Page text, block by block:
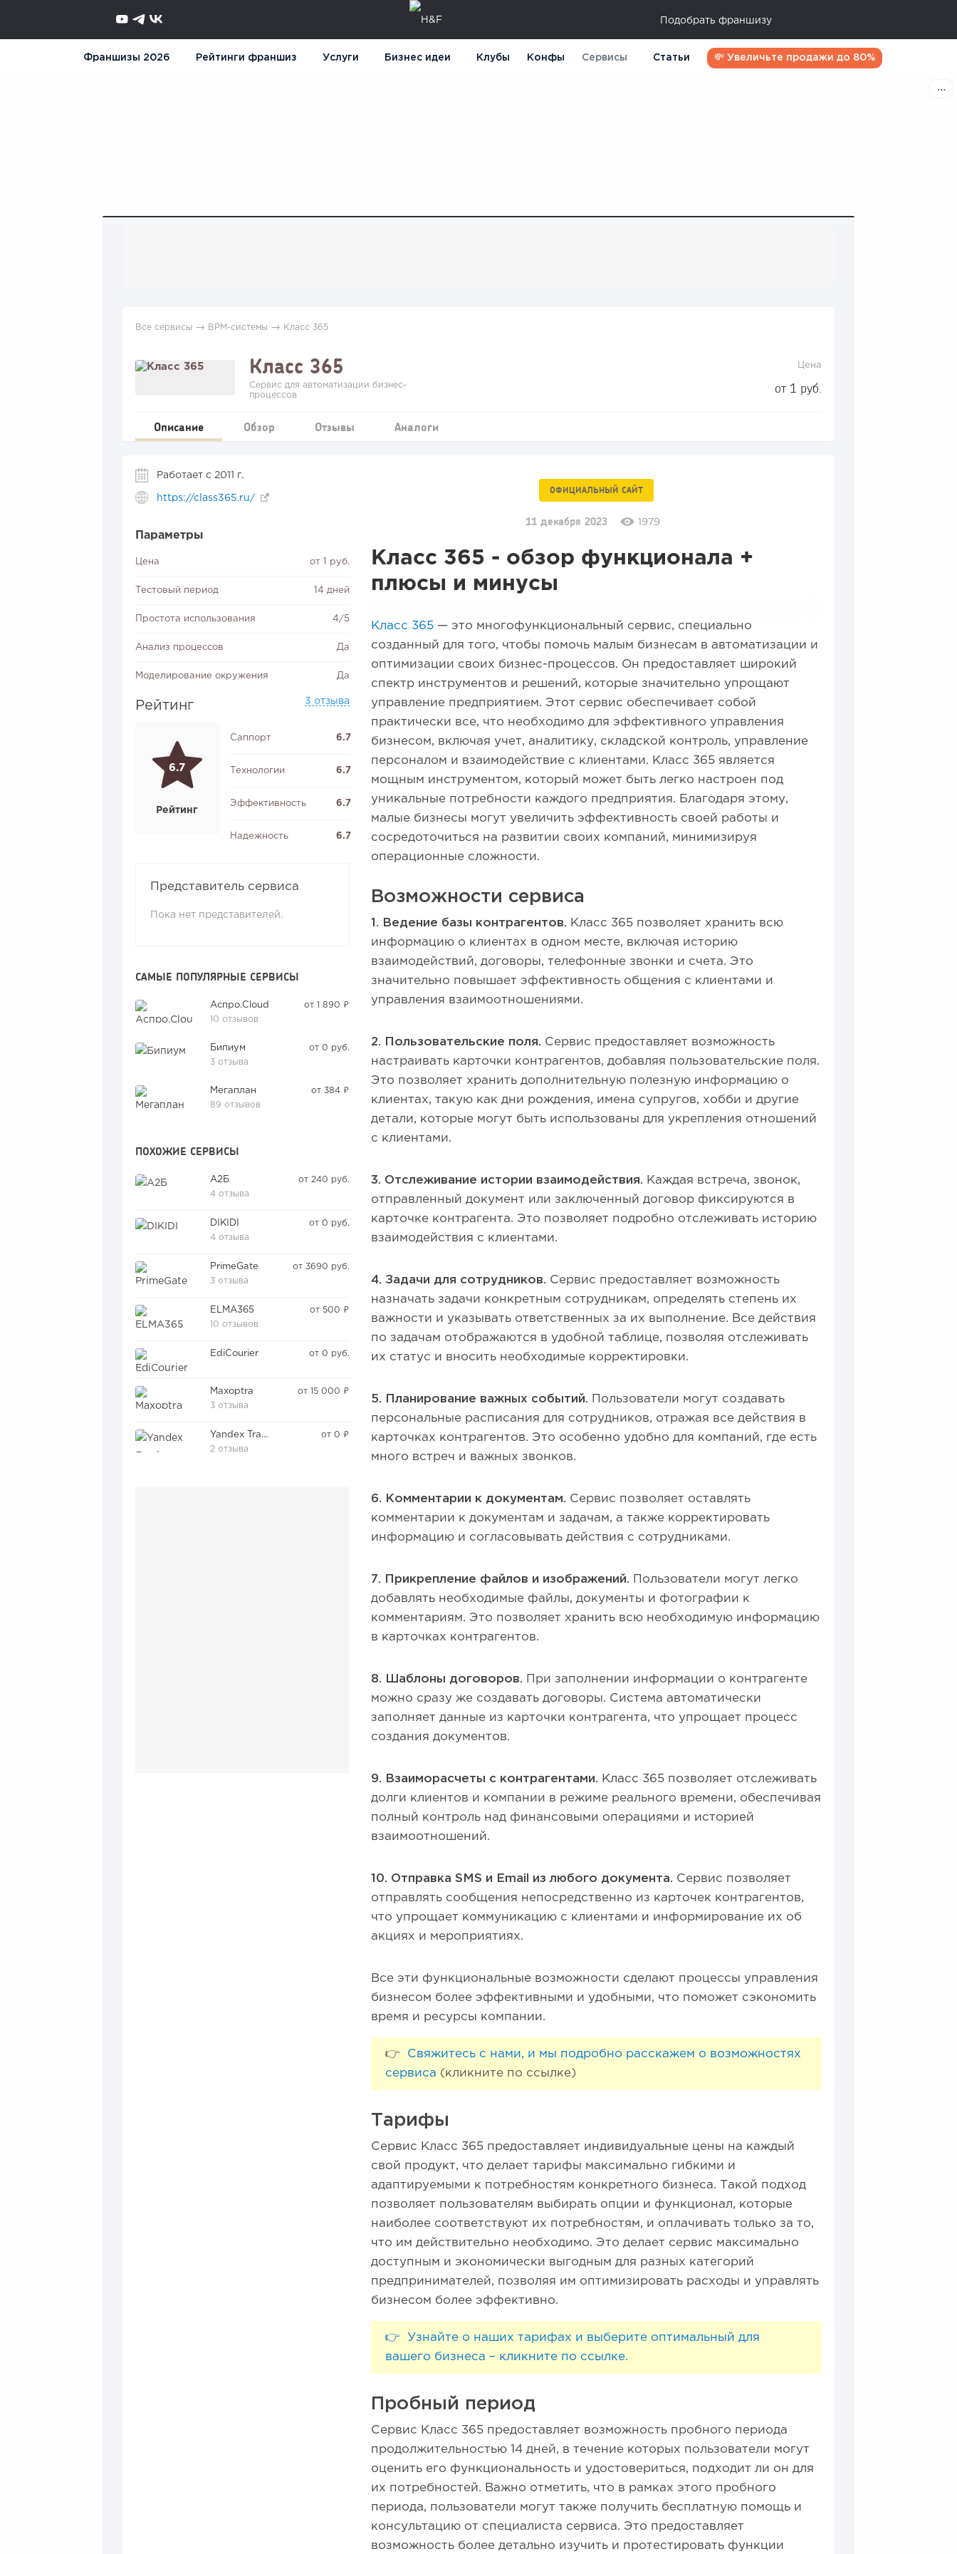
Подобрать франшизу
Франшизы 2026 Рейтинги франшиз Услуги Бизнес идеи Клубы Конфы Сервисы Статьи 💸 Увеличьте продажи до 80%
Все сервисы → ВРМ-системы → Класс 365
Класс 365
Сервис для автоматизации бизнес-
процессов
Цена
от 1 руб.
Описание Обзор Отзывы Аналоги
Работает с 2011 г.
https://class365.ru/
Параметры
Цена от 1 руб.
Тестовый период 14 дней
Простота использования 4/5
Анализ процессов Да
Моделирование окружения Да
Рейтинг 3 отзыва
6.7
Рейтинг
Саппорт 6.7
Технологии 6.7
Эффективность 6.7
Надежность 6.7
Представитель сервиса
Пока нет представителей.
САМЫЕ ПОПУЛЯРНЫЕ СЕРВИСЫ
Аспро.Cloud
10 отзывов
от 1 890 ₽
Бипиум
3 отзыва
от 0 руб.
Мегаплан
89 отзывов
от 384 ₽
ПОХОЖИЕ СЕРВИСЫ
А2Б
4 отзыва
от 240 руб.
DIKIDI
4 отзыва
от 0 руб.
PrimeGate
3 отзыва
от 3690 руб.
ELMA365
10 отзывов
от 500 ₽
EdiCourier от 0 руб.
Maxoptra
3 отзыва
от 15 000 ₽
Yandex Tracker
2 отзыва
от 0 ₽
ОФИЦИАЛЬНЫЙ САЙТ
11 декабря 2023 1979
Класс 365 - обзор функционала +
плюсы и минусы
Класс 365 — это многофункциональный сервис, специально
созданный для того, чтобы помочь малым бизнесам в автоматизации и
оптимизации своих бизнес-процессов. Он предоставляет широкий
спектр инструментов и решений, которые значительно упрощают
управление предприятием. Этот сервис обеспечивает собой
практически все, что необходимо для эффективного управления
бизнесом, включая учет, аналитику, складской контроль, управление
персоналом и взаимодействие с клиентами. Класс 365 является
мощным инструментом, который может быть легко настроен под
уникальные потребности каждого предприятия. Благодаря этому,
малые бизнесы могут увеличить эффективность своей работы и
сосредоточиться на развитии своих компаний, минимизируя
операционные сложности.
Возможности сервиса
1. Ведение базы контрагентов. Класс 365 позволяет хранить всю
информацию о клиентах в одном месте, включая историю
взаимодействий, договоры, телефонные звонки и счета. Это
значительно повышает эффективность общения с клиентами и
управления взаимоотношениями.
2. Пользовательские поля. Сервис предоставляет возможность
настраивать карточки контрагентов, добавляя пользовательские поля.
Это позволяет хранить дополнительную полезную информацию о
клиентах, такую как дни рождения, имена супругов, хобби и другие
детали, которые могут быть использованы для укрепления отношений
с клиентами.
3. Отслеживание истории взаимодействия. Каждая встреча, звонок,
отправленный документ или заключенный договор фиксируются в
карточке контрагента. Это позволяет подробно отслеживать историю
взаимодействия с клиентами.
4. Задачи для сотрудников. Сервис предоставляет возможность
назначать задачи конкретным сотрудникам, определять степень их
важности и указывать ответственных за их выполнение. Все действия
по задачам отображаются в удобной таблице, позволяя отслеживать
их статус и вносить необходимые корректировки.
5. Планирование важных событий. Пользователи могут создавать
персональные расписания для сотрудников, отражая все действия в
карточках контрагентов. Это особенно удобно для компаний, где есть
много встреч и важных звонков.
6. Комментарии к документам. Сервис позволяет оставлять
комментарии к документам и задачам, а также корректировать
информацию и согласовывать действия с сотрудниками.
7. Прикрепление файлов и изображений.
Пользователи могут легко
добавлять необходимые файлы, документы и фотографии к
комментариям. Это позволяет хранить всю необходимую информацию
в карточках контрагентов.
8. Шаблоны договоров. При заполнении информации о контрагенте
можно сразу же создавать договоры. Система автоматически
заполняет данные из карточки контрагента, что упрощает процесс
создания документов.
9. Взаиморасчеты с контрагентами. Класс 365 позволяет отслеживать
долги клиентов и компании в режиме реального времени, обеспечивая
полный контроль над финансовыми операциями и историей
взаимоотношений.
10. Отправка SMS и Email из любого документа. Сервис позволяет
отправлять сообщения непосредственно из карточек контрагентов,
что упрощает коммуникацию с клиентами и информирование их об
акциях и мероприятиях.
Все эти функциональные возможности сделают процессы управления
бизнесом более эффективными и удобными, что поможет сэкономить
время и ресурсы компании.
👉 Свяжитесь с нами, и мы подробно расскажем о возможностях
сервиса (кликните по ссылке)
Тарифы
Сервис Класс 365 предоставляет индивидуальные цены на каждый
свой продукт, что делает тарифы максимально гибкими и
адаптируемыми к потребностям конкретного бизнеса. Такой подход
позволяет пользователям выбирать опции и функционал, которые
наиболее соответствуют их потребностям, и оплачивать только за то,
что им действительно необходимо. Это делает сервис максимально
доступным и экономически выгодным для разных категорий
предпринимателей, позволяя им оптимизировать расходы и управлять
бизнесом более эффективно.
👉 Узнайте о наших тарифах и выберите оптимальный для
вашего бизнеса – кликните по ссылке.
Пробный период
Сервис Класс 365 предоставляет возможность пробного периода
продолжительностью 14 дней, в течение которых пользователи могут
оценить его функциональность и удостовериться, подходит ли он для
их потребностей. Важно отметить, что в рамках этого пробного
периода, пользователи могут также получить бесплатную помощь и
консультацию от специалиста сервиса. Это предоставляет
возможность более детально изучить и протестировать функции